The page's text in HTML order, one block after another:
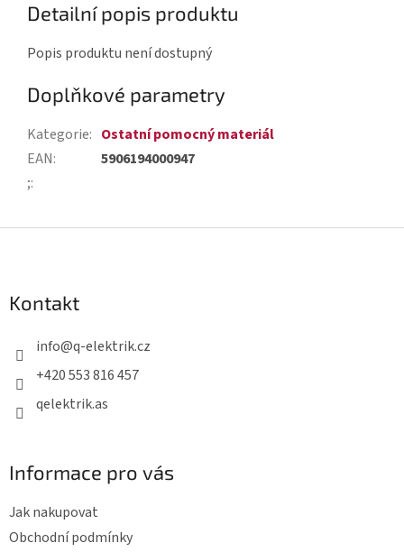
Detailní popis produktu
Popis produktu není dostupný
Doplňkové parametry
Kategorie: Ostatní pomocný materiál
EAN:
5906194000947
;:
p
aKontakt
info@q-elektrik.cz
+420 553 816 457
qelektrik.as
Informace pro vás
Jak nakupovat
Obchodní podmínky